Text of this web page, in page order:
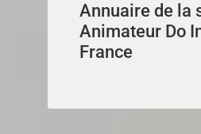
Annuaire de la
Animateur Do
France